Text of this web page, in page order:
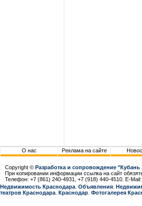
О нас Реклама на сайте
Copyright © Разработка и сопровождение "Кубань
При копировании информации ссылка на сайт
Телефон: +7 (861) 240-4931, +7 (918) 440-4510. E-Mail:
Недвижимость Краснодара Объявления
театров Краснодара Краснодар Фотогалерея